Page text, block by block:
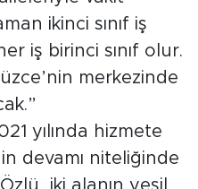
ikinci sınıf iş
iş birinci sınıf olur.
merkezinde
yılında hizmete
devamı niteliğinde